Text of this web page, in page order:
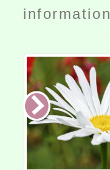
information